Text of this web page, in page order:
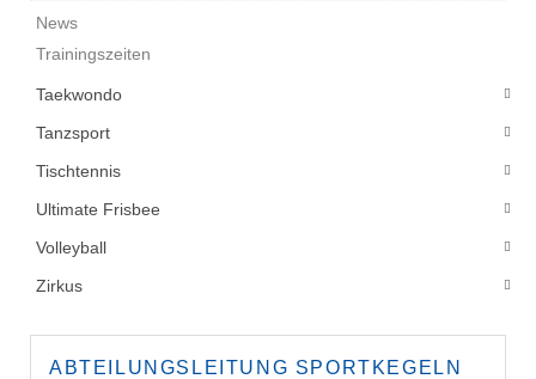
News
Trainingszeiten
Taekwondo
Tanzsport
Tischtennis
Ultimate Frisbee
Volleyball
Zirkus
ABTEILUNGSLEITUNG SPORTKEGELN